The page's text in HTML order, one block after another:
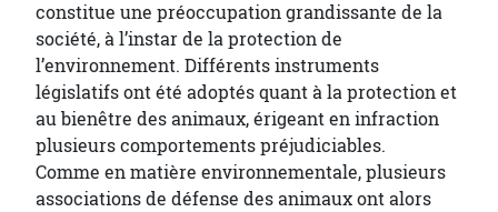
constitue une préoccupation grandissante de la
société, à l’instar de la protection de
l’environnement. Différents instruments
législatifs ont été adoptés quant à la protection et
au bienêtre des animaux, érigeant en infraction
plusieurs comportements préjudiciables.
Comme en matière environnementale, plusieurs
associations de défense des animaux ont alors